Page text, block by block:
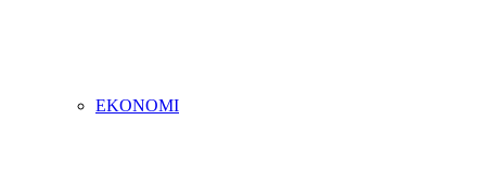
EKONOMI